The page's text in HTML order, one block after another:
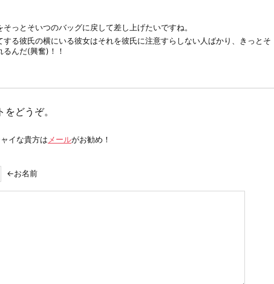
っとそいつのバッグに戻して差し上げたいですね。
る彼氏の横にいる彼女はそれを彼氏に注意すらしない人ばかり、きっとそ
んだ(興奮)！！
どうぞ。
イな貴方は メールがお勧め！
←お名前